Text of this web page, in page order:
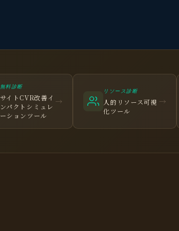
無料診断
サイトCVR改善イ
ンパクトシミュレ
ーションツール
→
リソース診断
人的リソース可視
化ツール
→